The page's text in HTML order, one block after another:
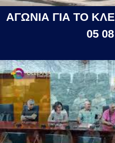
ΑΓΩΝΙΑ ΓΙΑ ΤΟ
05